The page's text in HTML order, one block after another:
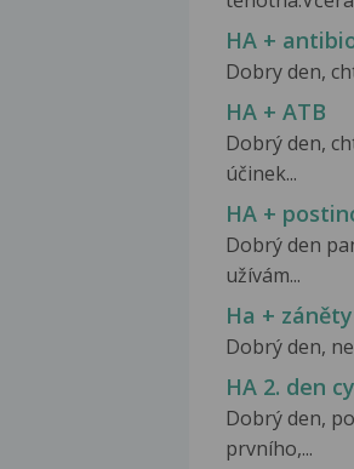
HA +
Dobry den,
HA + ATB
Dobrý den,
účinek...
HA +
Dobrý den
užívám...
Ha + záněty
Dobrý den,
HA 2. den
Dobrý den,
prvního,...